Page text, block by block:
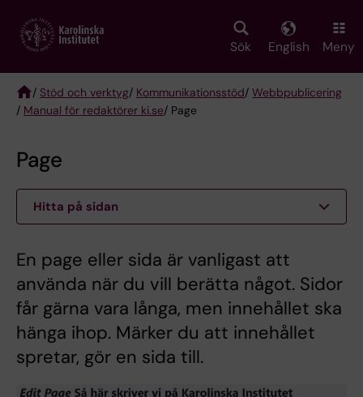
main
Sök English Meny
Breadcrumb
/ Stöd och verktyg/ Kommunikationsstöd/ Webbpublicering
/ Manual för redaktörer ki.se/ Page
Page
Hitta på sidan
En page eller sida är vanligast att
använda när du vill berätta något. Sidor
får gärna vara långa, men innehållet ska
hänga ihop. Märker du att innehållet
spretar, gör en sida till.